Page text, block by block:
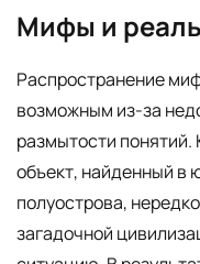
Мифы и
Распространение
возможным из-за
размытости
объект, найденный в
полуострова,
загадочной